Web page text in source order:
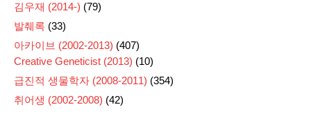
김우재 (2014-) (79)
발췌록 (33)
아카이브 (2002-2013) (407)
Creative Geneticist (2013) (10)
급진적 생물학자 (2008-2011) (354)
취어생 (2002-2008) (42)